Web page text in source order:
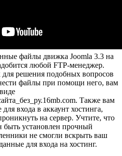
файлы движка Joomla 3.3 на
любой FTP-менеджер.
решения подобных вопросов
файлы при помощи него, вам
Также вам
входа в аккаунт хостинга,
на сервер. Учтите, что
быть установлен прочный
не смогли вскрыть ваш
для входа на хостинг.